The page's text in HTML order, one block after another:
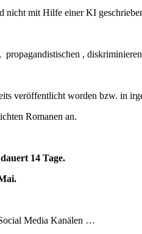
nicht mit Hilfe einer KI
,
veröffentlicht worden bzw. in
Romanen an.
14 Tage.
Media Kanälen …